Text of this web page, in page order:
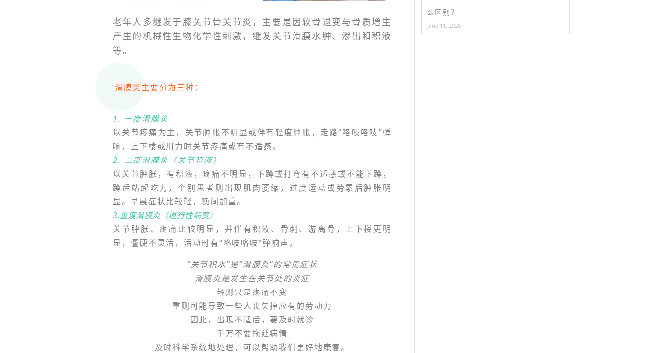
老年人多继发于膝关节骨关节炎，主要是因软骨退变与骨质增生
产生的机械性生物化学性刺激，继发关节滑膜水肿、渗出和积液
等。
滑膜炎主要分为三种：
1. 一度滑膜炎
以关节疼痛为主，关节肿胀不明显或伴有轻度肿胀，走路“咯吱咯吱”弹
响，上下楼或用力时关节疼痛或有不适感。
2. 二度滑膜炎（关节积液）
以关节肿胀，有积液，疼痛不明显，下蹲或打弯有不适感或不能下蹲，
蹲后站起吃力，个别患者则出现肌肉萎缩，过度运动或劳累后肿胀明
显。早晨症状比较轻，晚间加重。
3.重度滑膜炎（退行性病变）
关节肿胀、疼痛比较明显，并伴有积液、骨刺、游离骨，上下楼更明
显，僵硬不灵活，活动时有“咯吱咯吱”弹响声。
“关节积水”是“滑膜炎”的常见症状
滑膜炎是发生在关节处的炎症
轻则只是疼痛不变
重则可能导致一些人丧失掉应有的劳动力
因此，出现不适后，要及时就诊
千万不要拖延病情
及时科学系统地处理，可以帮助我们更好地康复。
么区别？
June 11, 2026